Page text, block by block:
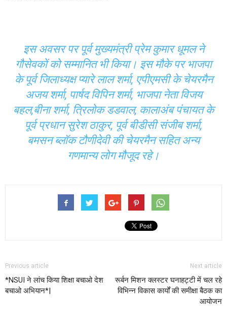
इस अवसर पर पूर्व मुख्यमंत्री प्रेम कुमार धूमल ने
गौसेवकों को सम्मानित भी किया। इस मौके पर भाजपा
के पूर्व जिलाध्यक्ष प्यारे लाल शर्मा, एपीएमसी के चेयरमैन
अजय शर्मा, पार्षद विपिन शर्मा, भाजपा नेता विजय
बहल,बीना शर्मा, त्रिलोक डडवाल, कालाअंब पंचायत के
पूर्व प्रधान सुरेश ठाकुर, पूर्व बीडीसी संजीब शर्मा,
बमसन ब्लॉक टौणीदेवी की चेयरमैन सहित अन्य
गणमान्य लोग मौजूद रहे।
Previous article
*NSUI ने लांच किया शिक्षा बचाओ देश
बचाओ अभियान*|
Next article
रूर्बन मिशन क्लस्टर घनाहट्टी में चल रहे
विभिन्न विकास कार्यों की समीक्षा बैठक का
आयोजन